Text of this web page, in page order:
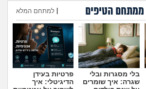
ממתחם הטיפים למתחם המלא
הוספת טיפ
בלי מסגרות ובלי
שגרה: איך שומרים
פרטיות בעידן
הדיגיטלי: איך